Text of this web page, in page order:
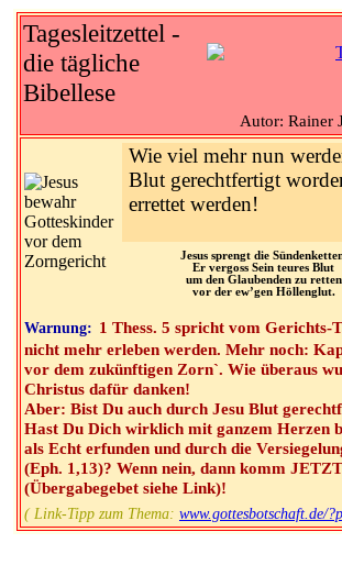
Tagesleitzettel -
die tägliche
Bibellese
Autor: Rainer
Wie viel mehr nun
Blut gerechtfertigt
errettet werden!
Jesus sprengt die
Er vergoss Sein teures Blut
um den Glaubenden zu retten
vor der ew’gen Höllenglut.
Warnung: 1 Thess. 5 spricht vom Gerichts-
nicht mehr erleben werden. Mehr noch:
vor dem zukünftigen Zorn`. Wie überaus
Christus dafür danken!
Aber: Bist Du auch durch Jesu Blut
Hast Du Dich wirklich mit ganzem Herzen
als Echt erfunden und durch die
(Eph. 1,13)? Wenn nein, dann komm
(Übergabegebet siehe Link)!
( Link-Tipp zum Thema: www.gottesbotschaft.de/